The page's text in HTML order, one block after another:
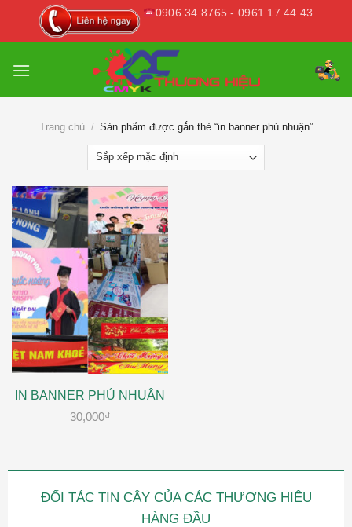
0906.34.8765 - 0961.17.44.43
Trang chủ / Sản phẩm được gắn thẻ “in banner phú nhuận”
IN BANNER PHÚ NHUẬN
30,000₫
ĐỐI TÁC TIN CẬY CỦA CÁC THƯƠNG HIỆU
HÀNG ĐẦU